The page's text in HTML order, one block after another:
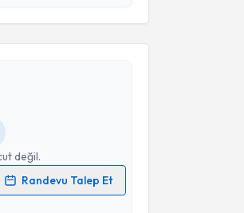
değil.
Randevu Talep Et